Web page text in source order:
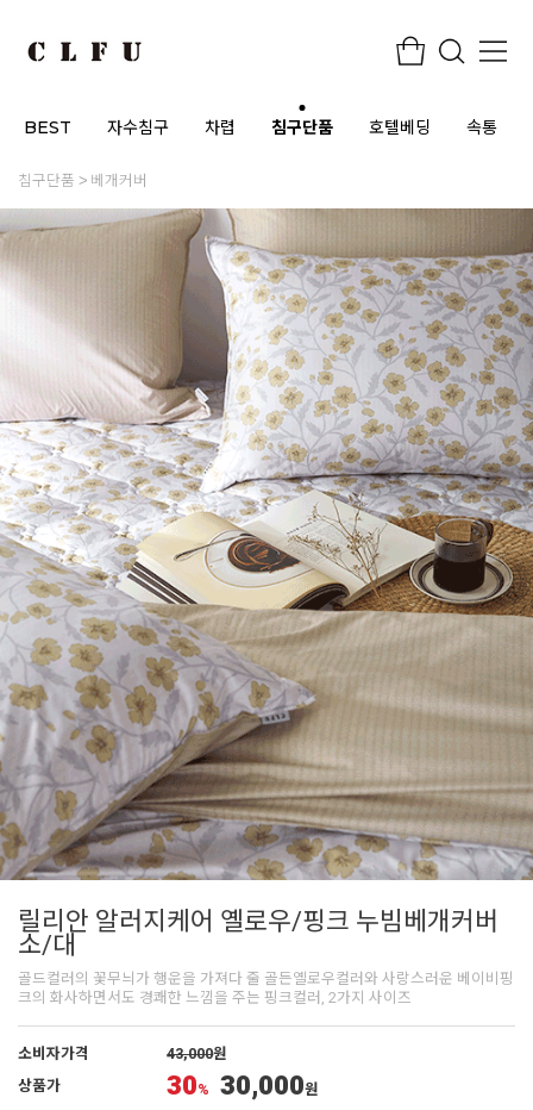
BEST 자수침구 차렵 침구단품 호텔베딩 속통
침구단품 베개커버
릴리안 알러지케어 옐로우/핑크 누빔베개커버
소/대
골드컬러의 꽃무늬가 행운을 가져다 줄 골든옐로우컬러와 사랑스러운 베이비핑
크의 화사하면서도 경쾌한 느낌을 주는 핑크컬러, 2가지 사이즈
소비자가격 43,000원
상품가
30% 30,000원